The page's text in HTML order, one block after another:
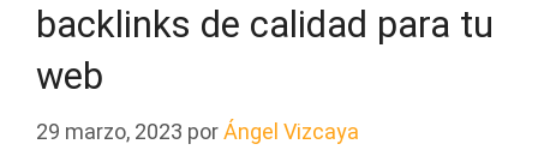
backlinks de calidad para tu
web
29 marzo, 2023 porÁngel Vizcaya